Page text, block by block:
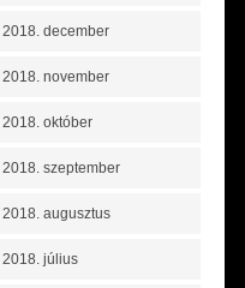
2018. december
2018. november
2018. október
2018. szeptember
2018. augusztus
2018. július